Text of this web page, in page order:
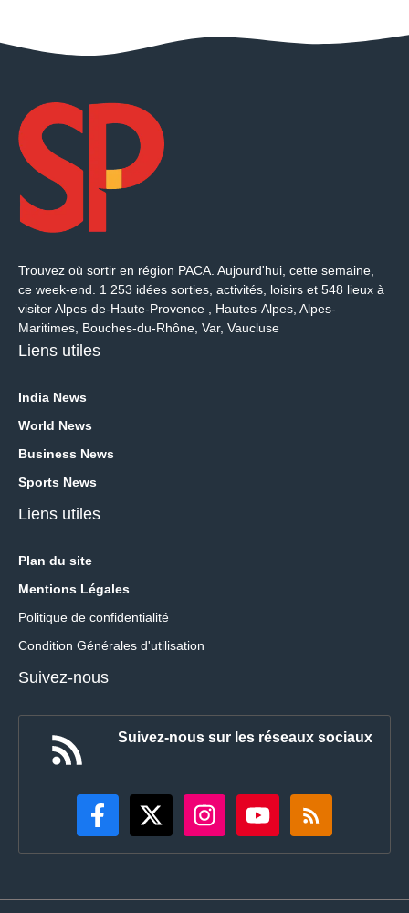
Trouvez où sortir en région PACA. Aujourd'hui, cette semaine,
ce week-end. 1 253 idées sorties, activités, loisirs et 548 lieux à
visiter Alpes-de-Haute-Provence , Hautes-Alpes, Alpes-
Maritimes, Bouches-du-Rhône, Var, Vaucluse
Liens utiles
India News
World News
Business News
Sports News
Liens utiles
Plan du site
Mentions Légales
Politique de confidentialité
Condition Générales d'utilisation
Suivez-nous
Suivez-nous sur les réseaux sociaux